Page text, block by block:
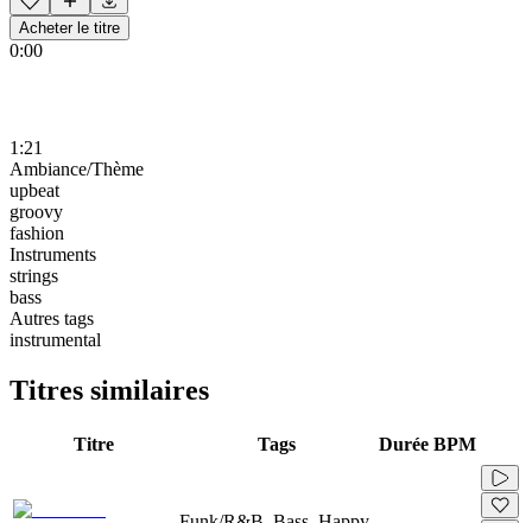
Acheter le titre
0:00
1:21
Ambiance/Thème
upbeat
groovy
fashion
Instruments
strings
bass
Autres tags
instrumental
Titres similaires
Titre Tags Durée BPM